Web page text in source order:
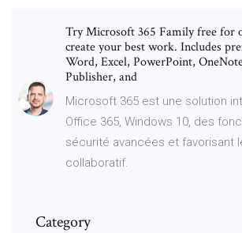
Try Microsoft 365 Family free for
create your best work. Includes
Word, Excel, PowerPoint,
Publisher, and
Microsoft 365 est une solution
Office 365, Windows 10, des
sécurité avancées et favorisant
collaboratif.
Category